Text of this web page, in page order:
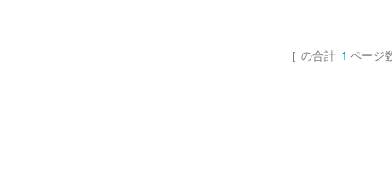
[ の合計 1 ページ